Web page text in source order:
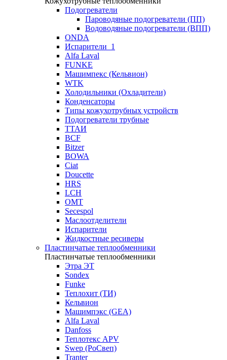
Подогреватели
Пароводяные подогреватели (ПП)
Водоводяные подогреватели (ВПП)
ONDA
Испарители_1
Alfa Laval
FUNKE
Машимпекс (Кельвион)
WTK
Холодильники (Охладители)
Конденсаторы
Типы кожухотрубных устройств
Подогреватели трубные
ТТАИ
BCF
Bitzer
BOWA
Ciat
Doucette
HRS
LCH
OMT
Secespol
Маслоотделители
Испарители
Жидкостные ресиверы
Пластинчатые теплообменники
Пластинчатые теплообменники
Этра ЭТ
Sondex
Funke
Теплохит (ТИ)
Кельвион
Машимпэкс (GEA)
Alfa Laval
Danfoss
Теплотекс APV
Swep (РоСвеп)
Tranter